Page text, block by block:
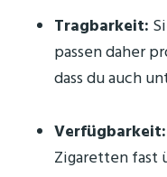
Tragbarkeit:
passen daher
dass du auch
Verfügbarkeit:
Zigaretten fast